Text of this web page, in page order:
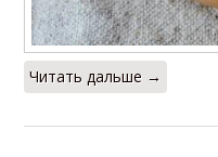
Читать дальше →